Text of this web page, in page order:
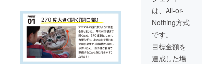
は、All-or-
Nothing方式
です。
目標金額を
達成した場